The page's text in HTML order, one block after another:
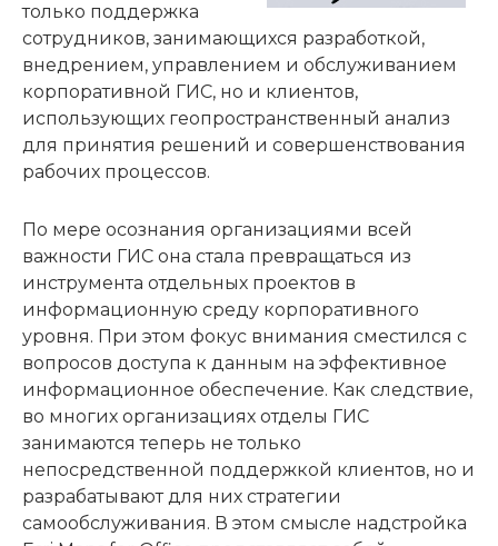
только поддержка
сотрудников, занимающихся разработкой,
внедрением, управлением и обслуживанием
корпоративной ГИС, но и клиентов,
использующих геопространственный анализ
для принятия решений и совершенствования
рабочих процессов.
По мере осознания организациями всей
важности ГИС она стала превращаться из
инструмента отдельных проектов в
информационную среду корпоративного
уровня. При этом фокус внимания сместился с
вопросов доступа к данным на эффективное
информационное обеспечение. Как следствие,
во многих организациях отделы ГИС
занимаются теперь не только
непосредственной поддержкой клиентов, но и
разрабатывают для них стратегии
самообслуживания. В этом смысле надстройка